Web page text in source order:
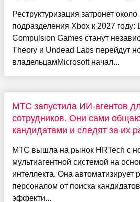
Реструктуризация затронет около
подразделения Xbox к 2027 году:
Compulsion Games станут
Theory и Undead Labs перейдут
владельцамMicrosoft начал...
МТС запустила ИИ-агентов
сотрудников. Они сами
кандидатами и следят за их
МТС вышла на рынок HRTech с
мультиагентной системой на
интеллекта. Она автоматизирует
персоналом от поиска
эффекти...